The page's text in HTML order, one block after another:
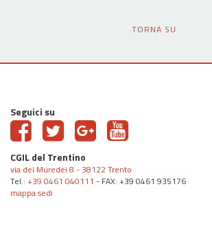
TORNA SU
Seguici su
CGIL del Trentino
via dei Muredei 8 - 38122 Trento
Tel.: +39 0461 040111 - FAX: +39 0461 935176
mappa sedi